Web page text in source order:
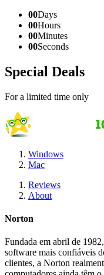
00Days
00Hours
00Minutes
00Seconds
Special Deals
For a limited time only
Windows
Mac
Reviews
About
Norton
Fundada em abril de
software mais confiáveis
clientes, a Norton